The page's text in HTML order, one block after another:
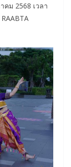
ม 2568 เวลา